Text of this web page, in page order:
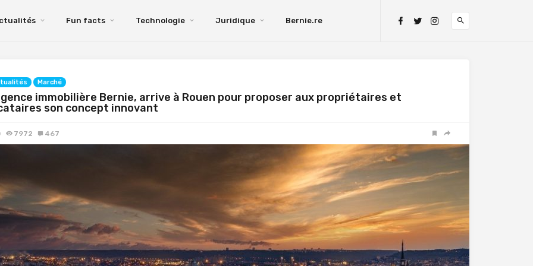
Fun facts Technologie Juridique Bernie.re
Marché
immobilière Bernie, arrive à Rouen pour proposer aux propriétaires et
son concept innovant
7972 467